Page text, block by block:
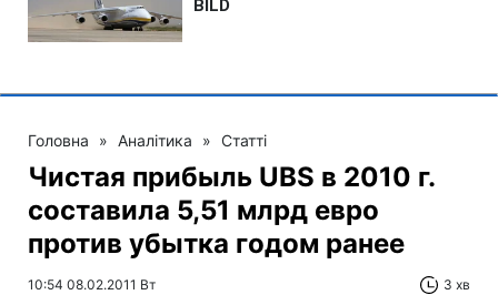
Головна » Аналітика » Статті
Чистая прибыль UBS в 2010 г.
составила 5,51 млрд евро
против убытка годом ранее
10:54 08.02.2011 Вт 3 хв